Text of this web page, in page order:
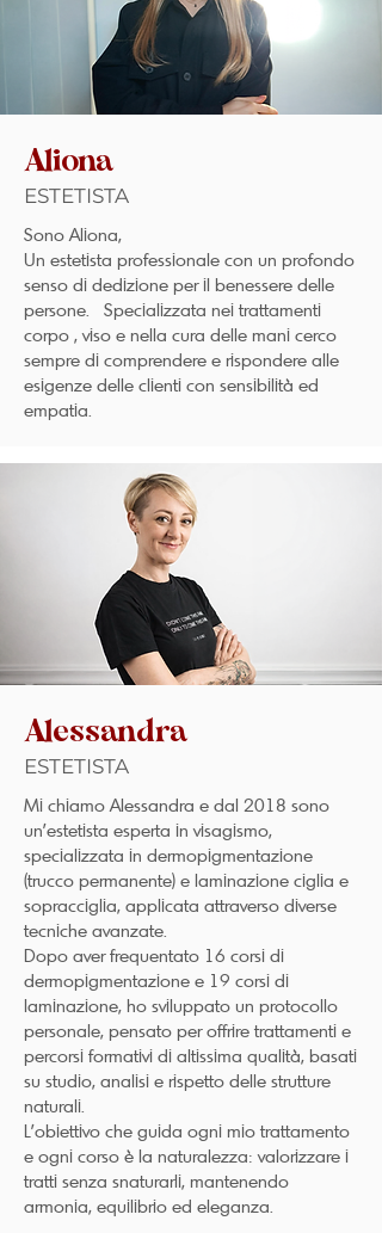
Aliona
ESTETISTA
Sono Aliona,
Un estetista professionale con un profondo
senso di dedizione per il benessere delle
persone. Specializzata nei trattamenti
corpo , viso e nella cura delle mani cerco
sempre di comprendere e rispondere alle
esigenze delle clienti con sensibilità ed
empatia.
Alessandra
ESTETISTA
Mi chiamo Alessandra e dal 2018 sono
un’estetista esperta in visagismo,
specializzata in dermopigmentazione
(trucco permanente) e laminazione ciglia e
sopracciglia, applicata attraverso diverse
tecniche avanzate.
Dopo aver frequentato 16 corsi di
dermopigmentazione e 19 corsi di
laminazione, ho sviluppato un protocollo
personale, pensato per offrire trattamenti e
percorsi formativi di altissima qualità, basati
su studio, analisi e rispetto delle strutture
naturali.
L’obiettivo che guida ogni mio trattamento
e ogni corso è la naturalezza: valorizzare i
tratti senza snaturarli, mantenendo
armonia, equilibrio ed eleganza.